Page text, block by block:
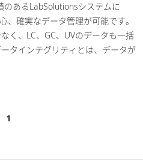
のあるLabSolutionsシステムに
、確実なデータ管理が可能です。
く、LC、GC、UVのデータも一括
タインテグリティとは、データが
1